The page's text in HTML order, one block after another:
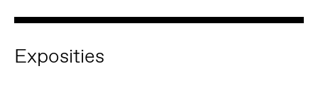
Exposities